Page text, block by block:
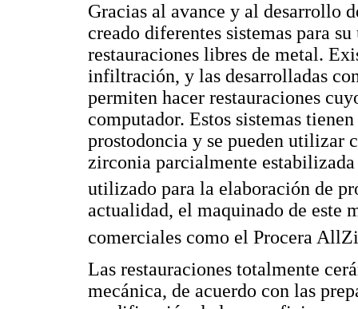
Gracias al avance y al desarrollo
creado diferentes sistemas para
restauraciones libres de metal.
infiltración, y las desarrolladas
permiten hacer restauraciones
computador. Estos sistemas
prostodoncia y se pueden utilizar
zirconia parcialmente
utilizado para la elaboración de
actualidad, el maquinado de este
comerciales como el Procera
Las restauraciones totalmente
mecánica, de acuerdo con las